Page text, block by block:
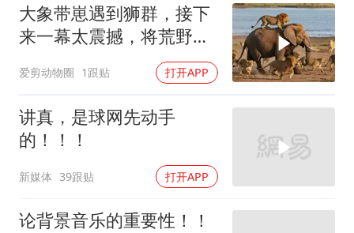
大象带崽遇到狮群，接下
来一幕太震撼，将荒野规
爱剪动物圈 1跟贴 打开APP
讲真，是球网先动手
的！！！
新媒体 39跟贴 打开APP
论背景音乐的重要性！！